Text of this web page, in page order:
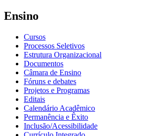
Ensino
Cursos
Processos Seletivos
Estrutura Organizacional
Documentos
Câmara de Ensino
Fóruns e debates
Projetos e Programas
Editais
Calendário Acadêmico
Permanência e Êxito
Inclusão/Acessibilidade